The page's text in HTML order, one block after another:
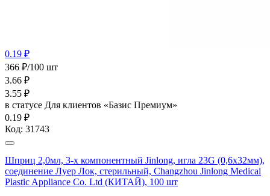
0.19 ₽
366 ₽/100 шт
3.66 ₽
3.55 ₽
в статусе Для клиентов «Базис Премиум»
0.19 ₽
Код: 31743
Шприц 2,0мл, 3-х компонентный Jinlong, игла 23G (0,6х32мм),
соединение Луер Лок, стерильный, Changzhou Jinlong Medical
Plastic Appliance Co. Ltd (КИТАЙ), 100 шт